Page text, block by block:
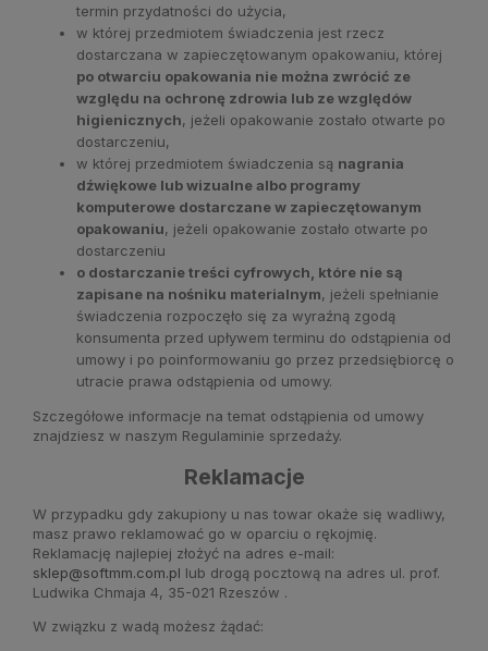
termin przydatności do użycia,
w której przedmiotem świadczenia jest rzecz
dostarczana w zapieczętowanym opakowaniu, której
po otwarciu opakowania nie można zwrócić ze
względu na ochronę zdrowia lub ze względów
higienicznych, jeżeli opakowanie zostało otwarte po
dostarczeniu,
w której przedmiotem świadczenia są nagrania
dźwiękowe lub wizualne albo programy
komputerowe dostarczane w zapieczętowanym
opakowaniu, jeżeli opakowanie zostało otwarte po
dostarczeniu
o dostarczanie treści cyfrowych, które nie są
zapisane na nośniku materialnym, jeżeli spełnianie
świadczenia rozpoczęło się za wyraźną zgodą
konsumenta przed upływem terminu do odstąpienia od
umowy i po poinformowaniu go przez przedsiębiorcę o
utracie prawa odstąpienia od umowy.
Szczegółowe informacje na temat odstąpienia od umowy
znajdziesz w naszym Regulaminie sprzedaży.
Reklamacje
W przypadku gdy zakupiony u nas towar okaże się wadliwy,
masz prawo reklamować go w oparciu o rękojmię.
Reklamację najlepiej złożyć na adres e-mail:
sklep@softmm.com.pl lub drogą pocztową na adres ul. prof.
Ludwika Chmaja 4, 35-021 Rzeszów .
W związku z wadą możesz żądać: